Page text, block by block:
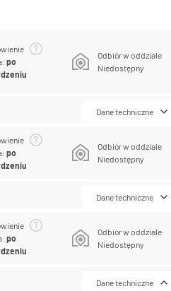
po
Odbiór w oddziale
Niedostępny
Dane techniczne
po
Odbiór w oddziale
Niedostępny
Dane techniczne
po
Odbiór w oddziale
Niedostępny
Dane techniczne